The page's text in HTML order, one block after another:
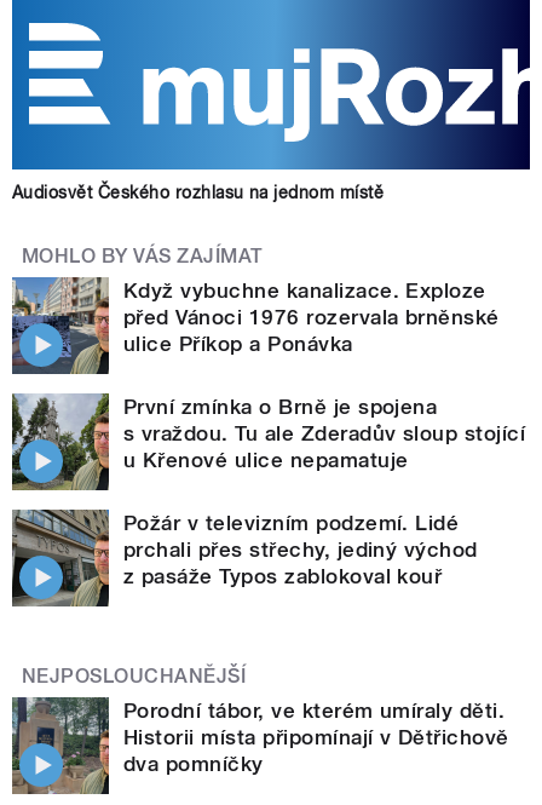
Audiosvět Českého rozhlasu na jednom místě
MOHLO BY VÁS ZAJÍMAT
Když vybuchne kanalizace. Exploze
před Vánoci 1976 rozervala brněnské
ulice Příkop a Ponávka
První zmínka o Brně je spojena
s vraždou. Tu ale Zderadův sloup stojící
u Křenové ulice nepamatuje
Požár v televizním podzemí. Lidé
prchali přes střechy, jediný východ
z pasáže Typos zablokoval kouř
NEJPOSLOUCHANĚJŠÍ
Porodní tábor, ve kterém umíraly děti.
Historii místa připomínají v Dětřichově
dva pomníčky